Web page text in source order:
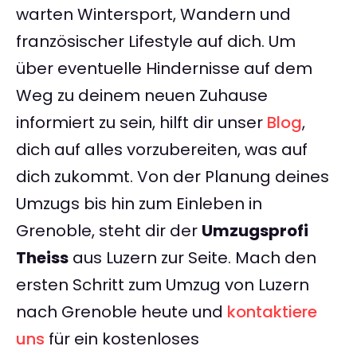
warten Wintersport, Wandern und
französischer Lifestyle auf dich. Um
über eventuelle Hindernisse auf dem
Weg zu deinem neuen Zuhause
informiert zu sein, hilft dir unser Blog,
dich auf alles vorzubereiten, was auf
dich zukommt. Von der Planung deines
Umzugs bis hin zum Einleben in
Grenoble, steht dir der Umzugsprofi
Theiss aus Luzern zur Seite. Mach den
ersten Schritt zum Umzug von Luzern
nach Grenoble heute und kontaktiere
uns für ein kostenloses